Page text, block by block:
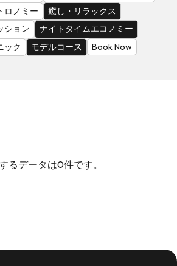
ロノミー
癒し・リラックス
ション
ナイトタイムエコノミー
ック モデルコース Book Now
るデータは0件です。